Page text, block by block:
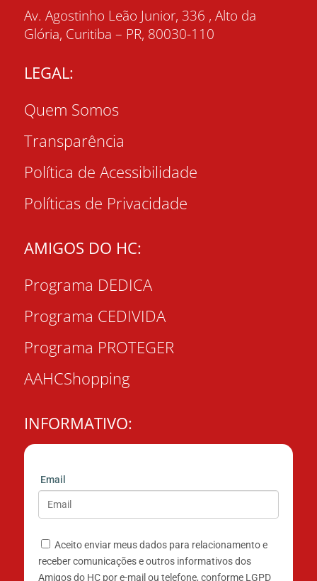
Av. Agostinho Leão Junior, 336 , Alto da
Glória, Curitiba – PR, 80030-110
LEGAL:
Quem Somos
Transparência
Política de Acessibilidade
Políticas de Privacidade
AMIGOS DO HC:
Programa DEDICA
Programa CEDIVIDA
Programa PROTEGER
AAHCShopping
INFORMATIVO:
Email
Aceito enviar meus dados para relacionamento e
receber comunicações e outros informativos dos
Amigos do HC por e-mail ou telefone, conforme LGPD